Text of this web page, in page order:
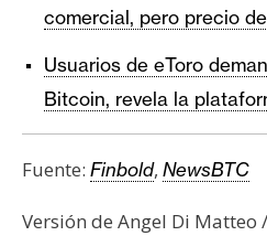
comercial, pero precio
Usuarios de eToro
Bitcoin, revela la
Fuente: Finbold, NewsBTC
Versión de Angel Di Matteo /